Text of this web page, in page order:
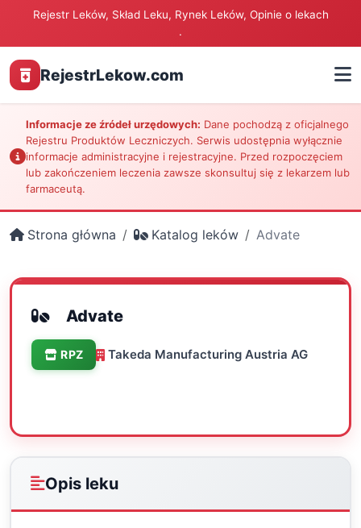
Rejestr Leków, Skład Leku, Rynek Leków, Opinie o lekach
.
RejestrLekow.com
Informacje ze źródeł urzędowych: Dane pochodzą z oficjalnego
Rejestru Produktów Leczniczych. Serwis udostępnia wyłącznie
informacje administracyjne i rejestracyjne. Przed rozpoczęciem
lub zakończeniem leczenia zawsze skonsultuj się z lekarzem lub
farmaceutą.
Strona główna Katalog leków Advate
Advate
RPZ Takeda Manufacturing Austria AG
Opis leku